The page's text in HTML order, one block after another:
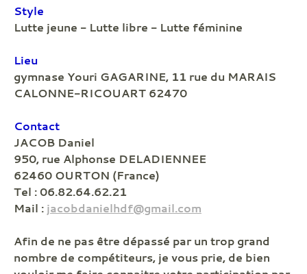
Style
Lutte jeune - Lutte libre - Lutte féminine
Lieu
gymnase Youri GAGARINE, 11 rue du MARAIS
CALONNE-RICOUART 62470
Contact
JACOB Daniel
950, rue Alphonse DELADIENNEE
62460 OURTON (France)
Tel : 06.82.64.62.21
Mail : jacobdanielhdf@gmail.com
Afin de ne pas être dépassé par un trop grand
nombre de compétiteurs, je vous prie, de bien